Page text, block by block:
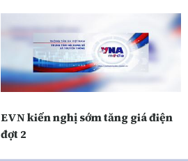
EVN kiến nghị sớm tăng giá điện
đợt 2